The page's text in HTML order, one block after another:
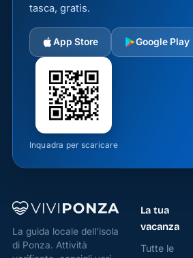
tasca, gratis.
App Store Google Play
Inquadra per scaricare
La guida locale dell'isola
di Ponza. Attività
La tua
vacanza
Tutte le